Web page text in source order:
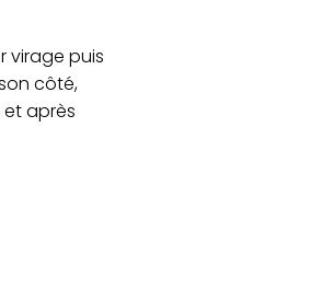
virage puis
côté,
et après